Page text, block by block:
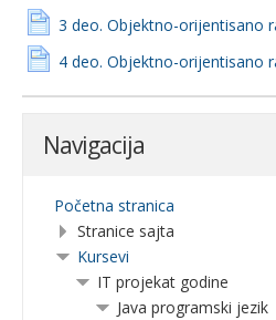
3 deo. Objektno-orijentisano
4 deo. Objektno-orijentisano
Navigacija
Početna stranica
Stranice sajta
Kursevi
IT projekat godine
Java programski jezik